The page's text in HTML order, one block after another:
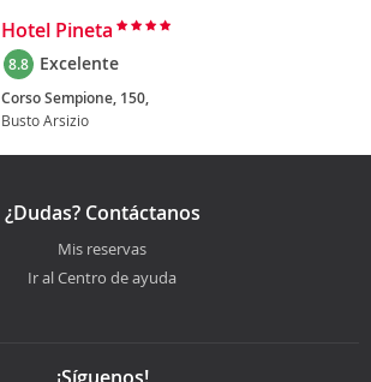
Hotel Pineta
8.8 Excelente
Corso Sempione, 150,
Busto Arsizio
¿Dudas? Contáctanos
Mis reservas
Ir al Centro de ayuda